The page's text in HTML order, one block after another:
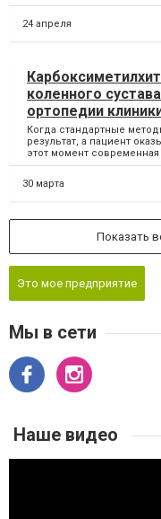
24 апреля
коленного
ортопедии
Когда стандартные
результат, а пациент
этот момент
30 марта
Показать
Это мое предприятие
Мы в сети
Наше видео